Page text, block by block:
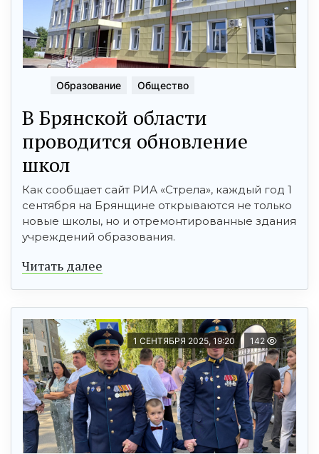
Образование Общество
В Брянской области
проводится обновление
школ
Как сообщает сайт РИА «Стрела», каждый год 1
сентября на Брянщине открываются не только
новые школы, но и отремонтированные здания
учреждений образования.
Читать далее
1 СЕНТЯБРЯ 2025, 19:20 142